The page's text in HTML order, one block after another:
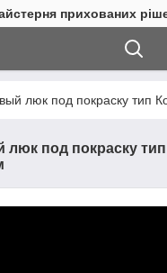
прихованих
люк под покраску тип
под покраску